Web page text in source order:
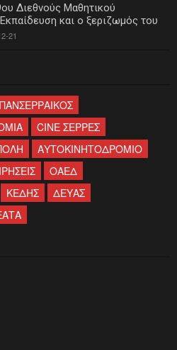
Διεθνούς Μαθητικού
και ο ξεριζωμός του
21
ΠΑΝΣΕΡΡΑΙΚΟΣ
CINE ΣΕΡΡΕΣ
ΑΥΤΟΚΙΝΗΤΟΔΡΟΜΙΟ
ΟΑΕΔ
ΚΕΔΗΣ
ΔΕΥΑΣ